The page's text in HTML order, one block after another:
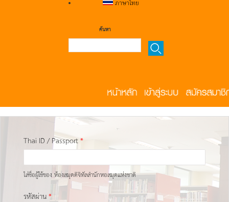
ภาษาไทย
ค้นหา
Thai ID / Passport*
ใส่ชื่อผู้ใช้ของ ห้องสมุดดิจิทัลสำนักหอสมุดแห่งชาติ
รหัสผ่าน*